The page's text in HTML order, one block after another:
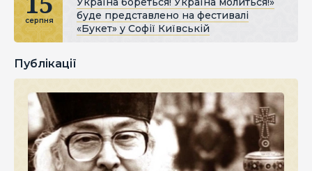
серпня
буде представлено на фестивалі
«Букет» у Софії Київській
Публікації